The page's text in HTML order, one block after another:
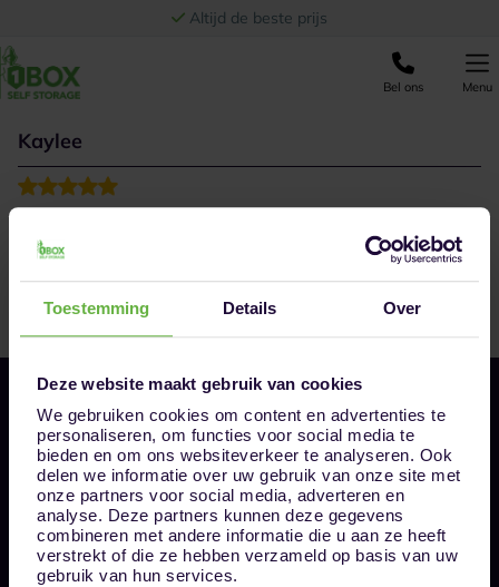
Toestemming Details Over
Deze website maakt gebruik van cookies
We gebruiken cookies om content en advertenties te
personaliseren, om functies voor social media te
bieden en om ons websiteverkeer te analyseren. Ook
delen we informatie over uw gebruik van onze site met
onze partners voor social media, adverteren en
analyse. Deze partners kunnen deze gegevens
combineren met andere informatie die u aan ze heeft
verstrekt of die ze hebben verzameld op basis van uw
gebruik van hun services.
Altijd de beste prijs
Bel ons Menu
Kaylee
Bel ons op 085 - 0161611
info@1box.nl
Volg ons